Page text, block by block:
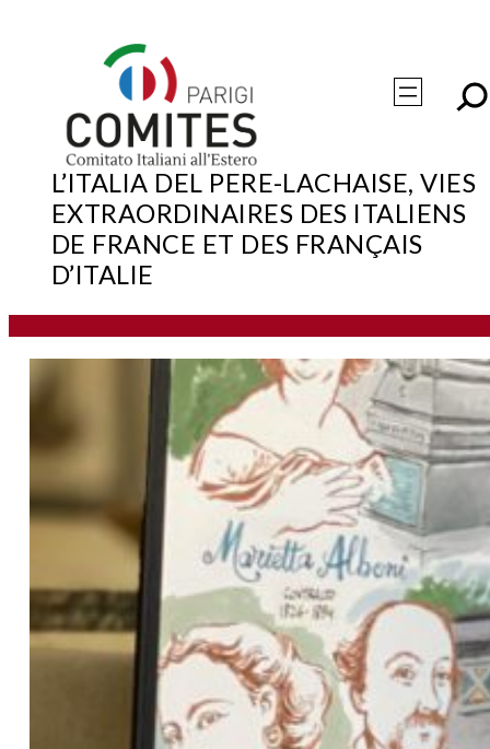
PROGETTI
L’ITALIA DEL PÈRE-LACHAISE, VIES
EXTRAORDINAIRES DES ITALIENS
DE FRANCE ET DES FRANÇAIS
D’ITALIE